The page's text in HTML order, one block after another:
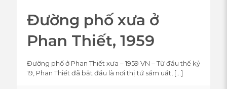
Đường phố xưa ở
Phan Thiết, 1959
Đường phố ở Phan Thiết xưa – 1959 VN – Từ đầu thế kỷ
19, Phan Thiết đã bắt đầu là nơi thị tứ sầm uất, […]